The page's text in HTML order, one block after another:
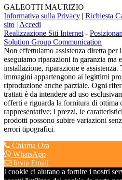
GALEOTTI MAURIZIO
Informativa sulla Privacy | Richiesta
sito | Accedi
Realizzazione Siti Internet -
Solution Group Communication
Non effettuiamo assistenza diretta per
eseguiamo riparazioni in garanzia ma
installazione, riparazione e
immagini appartengono ai legittimi
riproduzione anche parziale. Ogni
trattati è da intendere ad uso
offerti e riguarda la fornitura di ottima
rappresentative; i prezzi, le
prodotti possono subire variazioni
errori tipografici.
Chiama Ora
WhatsApp
Invia Email
I cookie ci aiutano a fornire i nostri